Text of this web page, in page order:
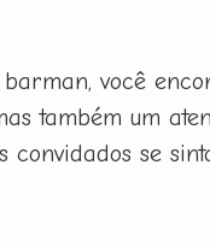
você
também um
convidados se